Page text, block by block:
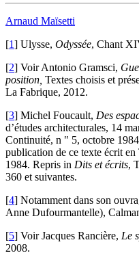
Arnaud Maïsetti
[1] Ulysse, Odyssée, Chant
[2] Voir Antonio Gramsci,
position, Textes choisis et
La Fabrique, 2012.
[3] Michel Foucault, Des
d’études architecturales, 14
Continuité, n " 5, octobre
publication de ce texte écrit
1984. Repris in Dits et écrits,
360 et suivantes.
[4] Notamment dans son
Anne Dufourmantelle),
[5] Voir Jacques Rancière, Le
2008.